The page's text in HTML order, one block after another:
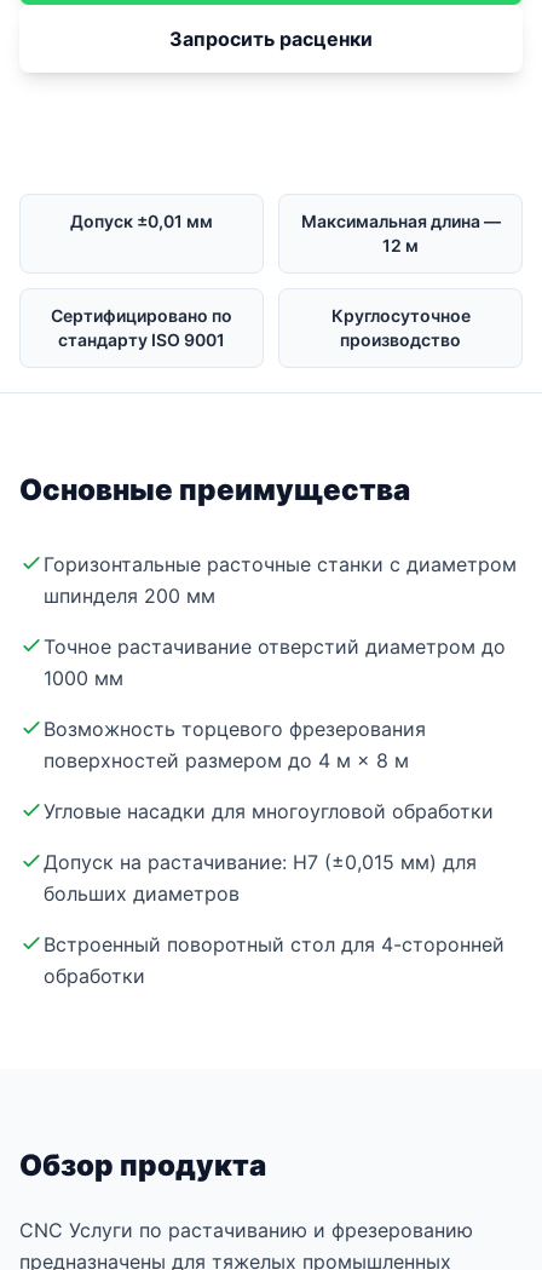
Запросить расценки
Допуск ±0,01 мм
Максимальная длина —
12 м
Сертифицировано по
стандарту ISO 9001
Круглосуточное
производство
Основные преимущества
Горизонтальные расточные станки с диаметром
шпинделя 200 мм
Точное растачивание отверстий диаметром до
1000 мм
Возможность торцевого фрезерования
поверхностей размером до 4 м × 8 м
Угловые насадки для многоугловой обработки
Допуск на растачивание: H7 (±0,015 мм) для
больших диаметров
Встроенный поворотный стол для 4-сторонней
обработки
Обзор продукта
CNC Услуги по растачиванию и фрезерованию
предназначены для тяжелых промышленных